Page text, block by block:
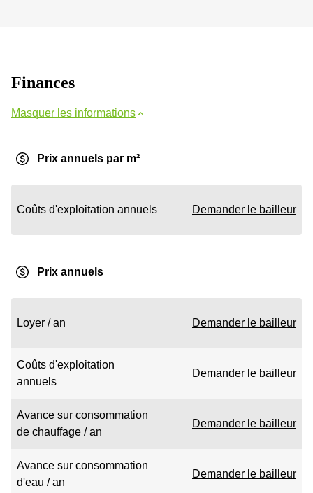
Finances
Masquer les informations
Prix annuels par m²
Coûts d'exploitation annuels Demander le bailleur
Prix annuels
Loyer / an Demander le bailleur
Coûts d'exploitation
annuels
Demander le bailleur
Avance sur consommation
de chauffage / an
Demander le bailleur
Avance sur consommation
d'eau / an
Demander le bailleur